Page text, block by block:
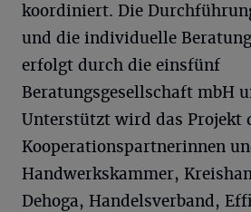
koordiniert. Die
und die individuelle
erfolgt durch die einsfünf
Beratungsgesellschaft mbH
Unterstützt wird das Projekt
Kooperationspartnerinnen
Handwerkskammer,
Dehoga, Handelsverband,